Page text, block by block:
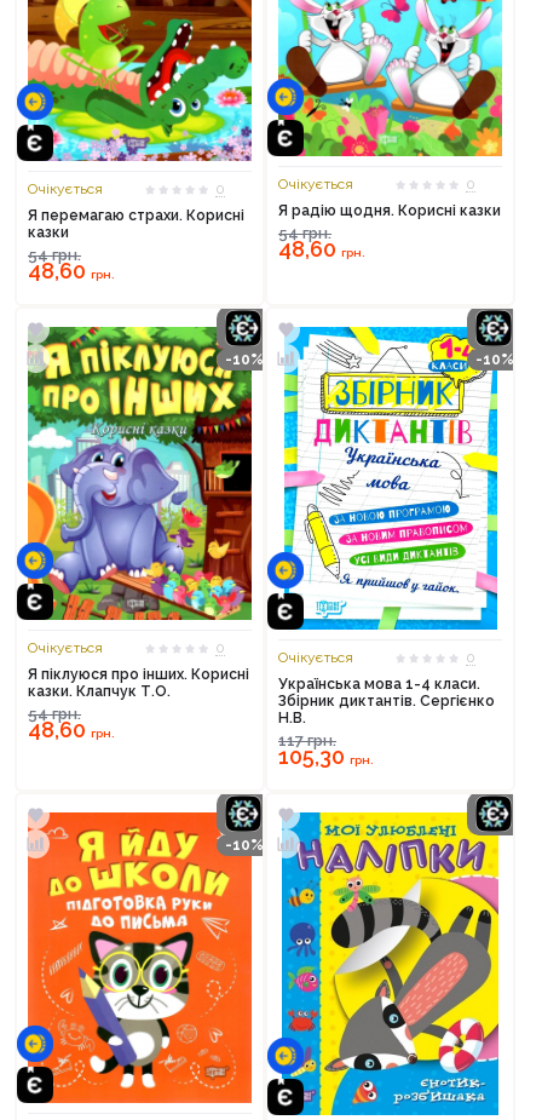
Очікується
0
Я перемагаю страхи. Корисні
казки
54грн.
48,60 грн.
Очікується
0
Я радію щодня. Корисні казки
54грн.
48,60 грн.
-10%
Очікується
0
Я піклуюся про інших. Корисні
казки. Клапчук Т.О.
54грн.
48,60 грн.
-10%
Очікується
0
Українська мова 1-4 класи.
Збірник диктантів. Сергієнко
Н.В.
117грн.
105,30 грн.
-10%